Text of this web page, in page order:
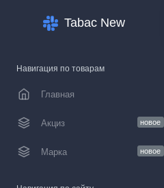
Tabac New
Навигация по товарам
Главная
Акциз новое
Марка новое